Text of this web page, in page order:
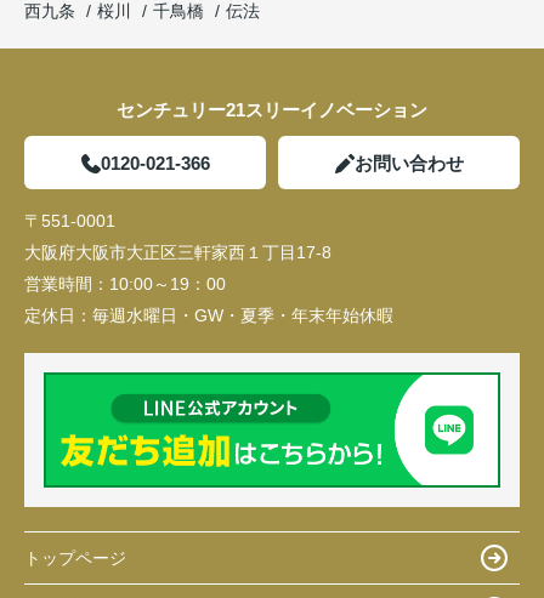
西九条
桜川 千鳥橋 伝法
センチュリー21スリーイノベーション
0120-021-366 お問い合わせ
〒551-0001
大阪府大阪市大正区三軒家西１丁目17-8
営業時間： 10:00～19：00
定休日： 毎週水曜日・GW・夏季・年末年始休暇
トップページ